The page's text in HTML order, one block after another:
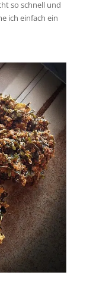
so schnell und
ich einfach ein